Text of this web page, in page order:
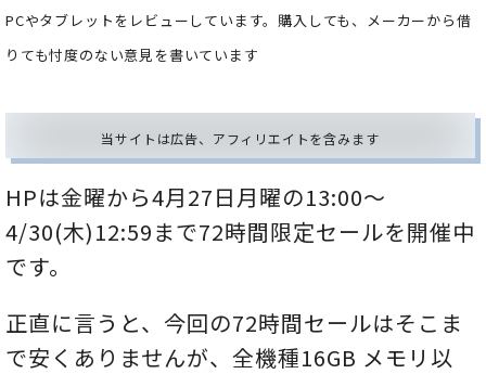
PCやタブレットをレビューしています。購入しても、メーカーから借
りても忖度のない意見を書いています
当サイトは広告、アフィリエイトを含みます
HPは金曜から4月27日月曜の13:00～
4/30(木)12:59まで72時間限定セールを開催中
です。
正直に言うと、今回の72時間セールはそこま
で安くありませんが、全機種16GB メモリ以